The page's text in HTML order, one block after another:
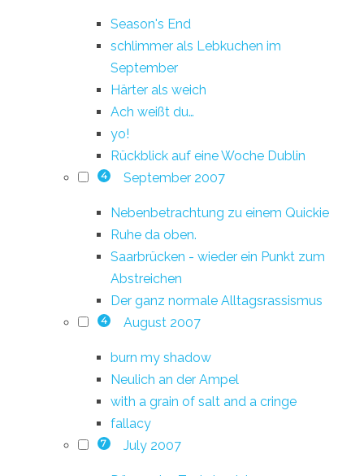
Season's End
schlimmer als Lebkuchen im
September
Härter als weich
Ach weißt du…
yo!
Rückblick auf eine Woche Dublin
4 September 2007
Nebenbetrachtung zu einem Quickie
Ruhe da oben.
Saarbrücken - wieder ein Punkt zum
Abstreichen
Der ganz normale Alltagsrassismus
4 August 2007
burn my shadow
Neulich an der Ampel
with a grain of salt and a cringe
fallacy
7 July 2007